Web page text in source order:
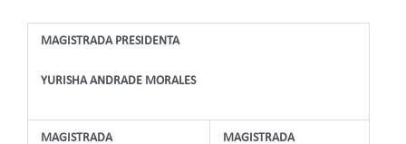
MAGISTRADA PRESIDENTA
YURISHA ANDRADE MORALES
MAGISTRADA MAGISTRADA